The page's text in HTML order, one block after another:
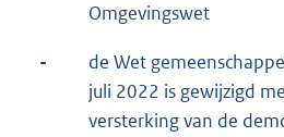
Omgevingswet
-
de Wet
juli 2022 is gewijzigd
versterking van de